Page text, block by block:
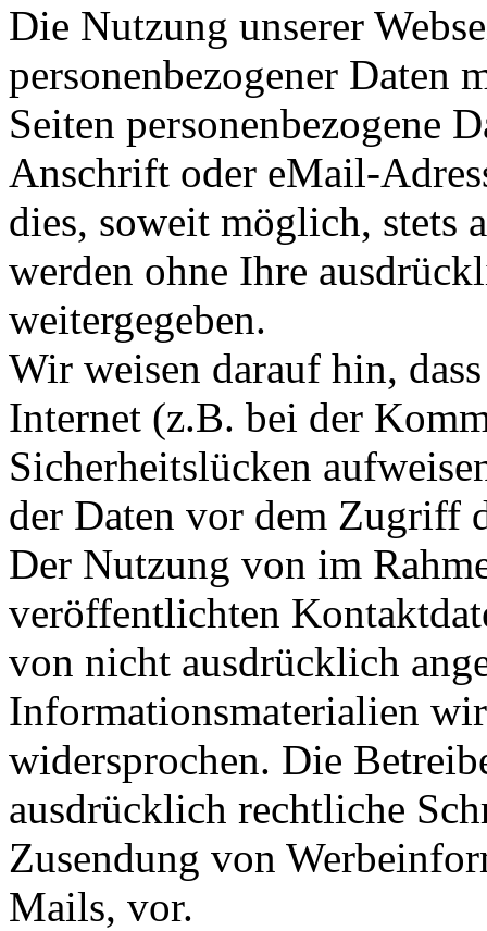
Die Nutzung unserer
personenbezogener Daten
Seiten personenbezogene
Anschrift oder eMail-
dies, soweit möglich, stets
werden ohne Ihre
weitergegeben.
Wir weisen darauf hin,
Internet (z.B. bei der
Sicherheitslücken
der Daten vor dem Zugriff
Der Nutzung von im
veröffentlichten
von nicht ausdrücklich
Informationsmaterialien
widersprochen. Die
ausdrücklich rechtliche
Zusendung von
Mails, vor.